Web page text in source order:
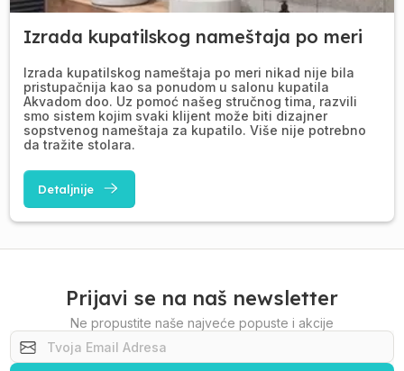
Izrada kupatilskog nameštaja po meri
Izrada kupatilskog nameštaja po meri nikad nije bila
pristupačnija kao sa ponudom u salonu kupatila
Akvadom doo. Uz pomoć našeg stručnog tima, razvili
smo sistem kojim svaki klijent može biti dizajner
sopstvenog nameštaja za kupatilo. Više nije potrebno
da tražite stolara.
Detaljnije
Prijavi se na naš newsletter
Ne propustite naše najveće popuste i akcije